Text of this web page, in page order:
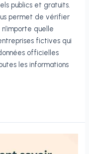
publics et gratuits.
permet de vérifier
quelle
fictives qui
officielles
les informations